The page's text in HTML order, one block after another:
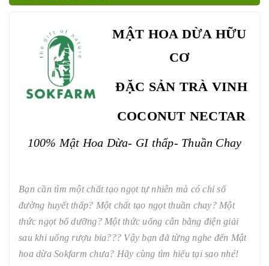
MẬT HOA DỪA HỮU
CƠ
ĐẶC SẢN TRÀ VINH
COCONUT NECTAR
100% Mật Hoa Dừa- GI thấp- Thuần Chay
Bạn cần tìm một chất tạo ngọt tự nhiên mà có chỉ số
đường huyết thấp? Một chất tạo ngọt thuần chay? Một
thức ngọt bổ dưỡng? Một thức uống cân bằng điện giải
sau khi uống rượu bia??? Vậy bạn đã từng nghe đến Mật
hoa dừa Sokfarm chưa? Hãy cùng tìm hiểu tại sao nhé!